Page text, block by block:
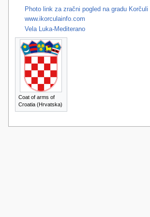
Photo link za zračni pogled na gradu Korčuli
www.ikorculainfo.com
Vela Luka-Mediterano
Coat of arms of
Croatia (Hrvatska)